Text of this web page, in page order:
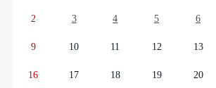
2 3 4 5 6
9 10 11 12 13
16 17 18 19 20